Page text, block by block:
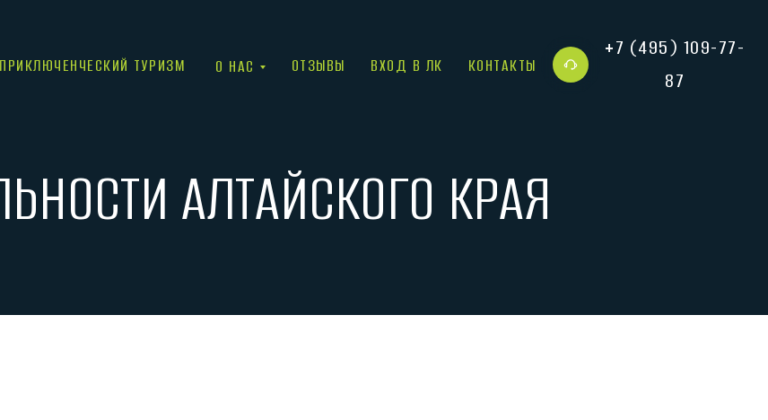
ПРИКЛЮЧЕНЧЕСКИЙ ТУРИЗМ О НАС КОНТАКТЫ
ОТЗЫВЫ
+7 (495) 109-77-
87
ВХОД В ЛК
АЛТАЙСКОГО КРАЯ